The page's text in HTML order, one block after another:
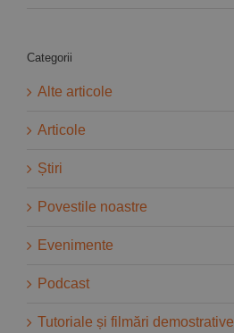
Categorii
Alte articole
Articole
Știri
Povestile noastre
Evenimente
Podcast
Tutoriale și filmări demostrative